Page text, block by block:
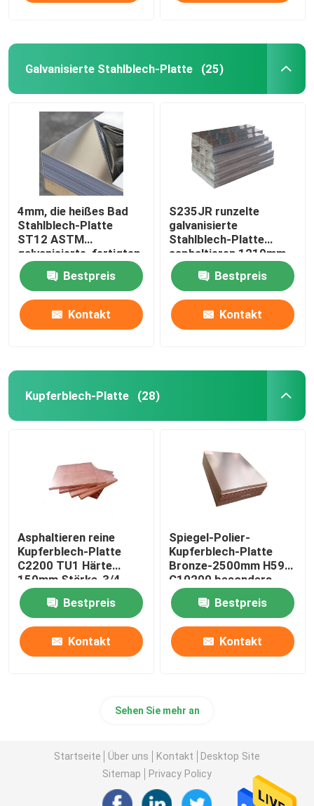
Galvanisierte Stahlblech-Platte (25)
4mm, die heißes Bad
Stahlblech-Platte
ST12 ASTM
galvanisierte, fertigten
besonders an
Bestpreis
Kontakt
S235JR runzelte
galvanisierte
Stahlblech-Platte
asphaltieren 1219mm
GB ST137
Bestpreis
Kontakt
Kupferblech-Platte (28)
Asphaltieren reine
Kupferblech-Platte
C2200 TU1 Härte
150mm Stärke-3/4
Bestpreis
Kontakt
Spiegel-Polier-
Kupferblech-Platte
Bronze-2500mm H59
C10200 besonders
angefertigt
Bestpreis
Kontakt
Sehen Sie mehr an
Startseite Über uns Kontakt
Desktop Site
Sitemap
Privacy Policy